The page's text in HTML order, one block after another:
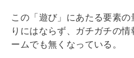
この「遊び」にあたる要素の
りにはならず、ガチガチの
ームでも無くなっている。